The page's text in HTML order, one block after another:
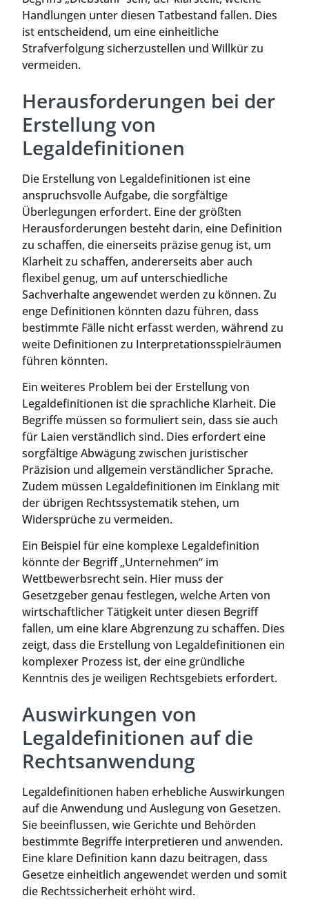
Handlungen unter diesen Tatbestand fallen. Dies
ist entscheidend, um eine einheitliche
Strafverfolgung sicherzustellen und Willkür zu
vermeiden.
Herausforderungen bei der
Erstellung von
Legaldefinitionen
Die Erstellung von Legaldefinitionen ist eine
anspruchsvolle Aufgabe, die sorgfältige
Überlegungen erfordert. Eine der größten
Herausforderungen besteht darin, eine Definition
zu schaffen, die einerseits präzise genug ist, um
Klarheit zu schaffen, andererseits aber auch
flexibel genug, um auf unterschiedliche
Sachverhalte angewendet werden zu können. Zu
enge Definitionen könnten dazu führen, dass
bestimmte Fälle nicht erfasst werden, während zu
weite Definitionen zu Interpretationsspielräumen
führen könnten.
Ein weiteres Problem bei der Erstellung von
Legaldefinitionen ist die sprachliche Klarheit. Die
Begriffe müssen so formuliert sein, dass sie auch
für Laien verständlich sind. Dies erfordert eine
sorgfältige Abwägung zwischen juristischer
Präzision und allgemein verständlicher Sprache.
Zudem müssen Legaldefinitionen im Einklang mit
der übrigen Rechtssystematik stehen, um
Widersprüche zu vermeiden.
Ein Beispiel für eine komplexe Legaldefinition
könnte der Begriff „Unternehmen“ im
Wettbewerbsrecht sein. Hier muss der
Gesetzgeber genau festlegen, welche Arten von
wirtschaftlicher Tätigkeit unter diesen Begriff
fallen, um eine klare Abgrenzung zu schaffen. Dies
zeigt, dass die Erstellung von Legaldefinitionen ein
komplexer Prozess ist, der eine gründliche
Kenntnis des je weiligen Rechtsgebiets erfordert.
Auswirkungen von
Legaldefinitionen auf die
Rechtsanwendung
Legaldefinitionen haben erhebliche Auswirkungen
auf die Anwendung und Auslegung von Gesetzen.
Sie beeinflussen, wie Gerichte und Behörden
bestimmte Begriffe interpretieren und anwenden.
Eine klare Definition kann dazu beitragen, dass
Gesetze einheitlich angewendet werden und somit
die Rechtssicherheit erhöht wird.